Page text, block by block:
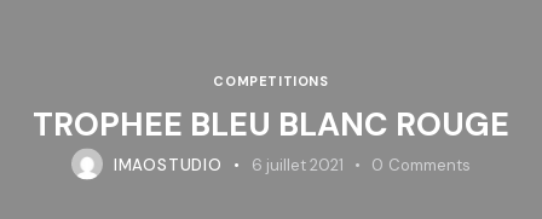
COMPETITIONS
TROPHEE BLEU BLANC ROUGE
IMAOSTUDIO 6 juillet 2021 0 Comments